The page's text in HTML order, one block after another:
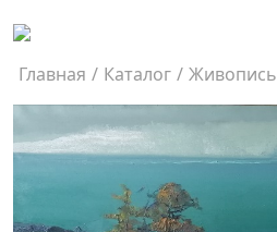
Главная / Каталог / Живопись